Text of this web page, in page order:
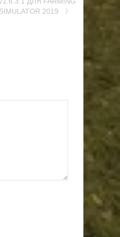
SIMULATOR 2019